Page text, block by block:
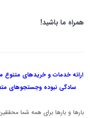
همراه ما باشید!
ارائه خدمات و خریدهای متنوع
سادگی نبوده وجستجوهای
بارها و بارها برای همه شما